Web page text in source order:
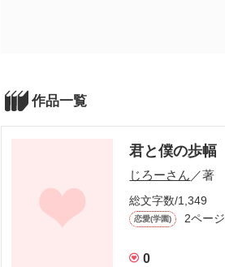
作品一覧
君と僕の歩幅
じろーさん／著
総文字数/1,349
恋愛(学園) 2ページ
0